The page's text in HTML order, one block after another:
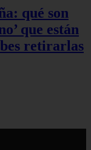
qué son
que están
retirarlas